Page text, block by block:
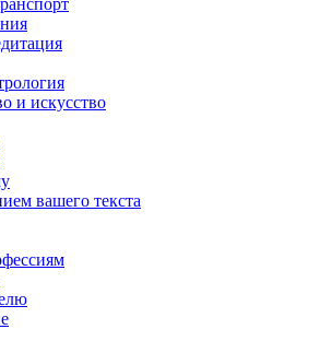
и искусство
вашего текста